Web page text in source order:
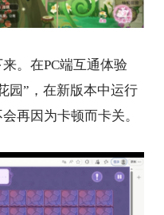
。在PC端互通体验
园”，在新版本中运行
再因为卡顿而卡关。